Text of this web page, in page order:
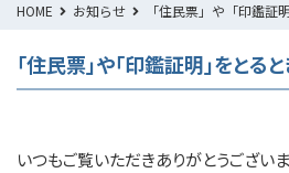
HOME お知らせ 「住民票」や「印鑑証
「住民票」や「印鑑証明」をとる
いつもご覧いただきありがとうございま